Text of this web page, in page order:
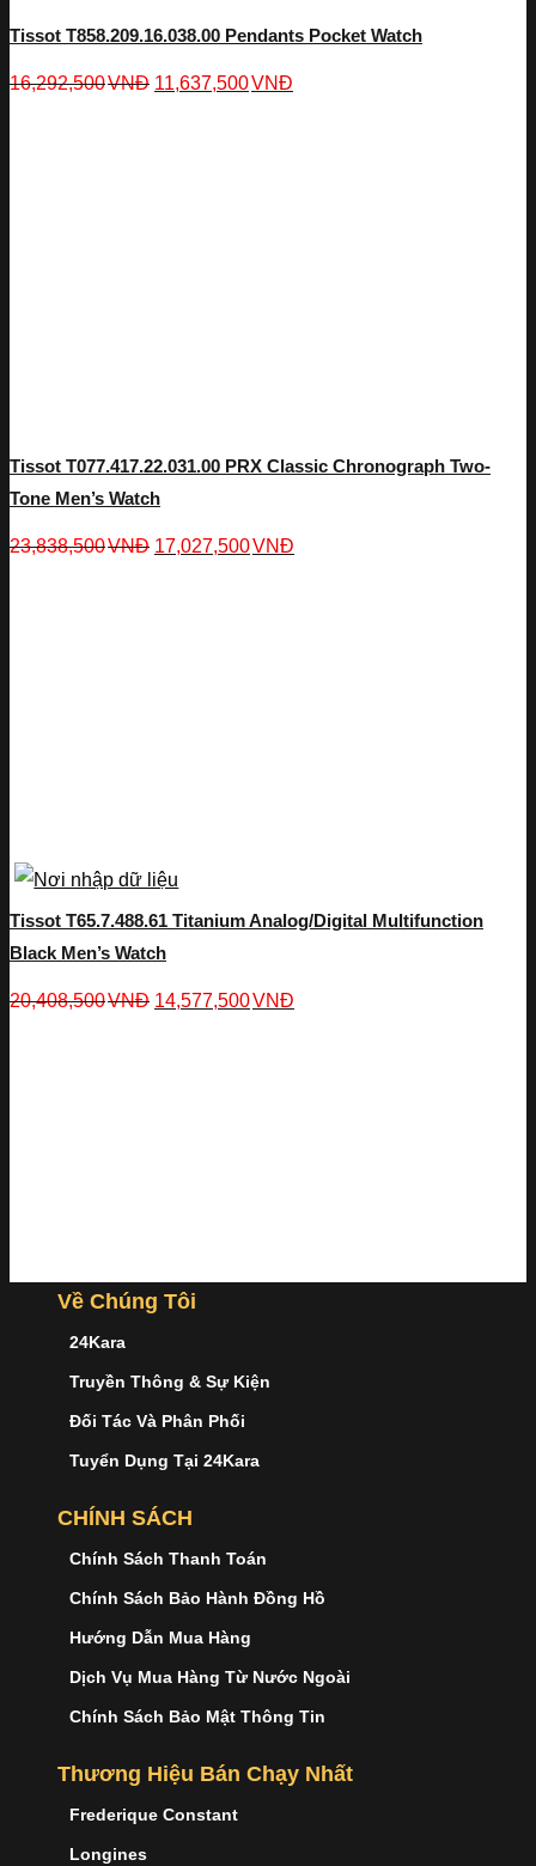
Tissot T858.209.16.038.00 Pendants Pocket Watch
16,292,500VNĐ 11,637,500VNĐ
Tissot T077.417.22.031.00 PRX Classic Chronograph Two-
Tone Men’s Watch
23,838,500VNĐ 17,027,500VNĐ
Tissot T65.7.488.61 Titanium Analog/Digital Multifunction
Black Men’s Watch
20,408,500VNĐ 14,577,500VNĐ
Về Chúng Tôi
24Kara
Truyền Thông & Sự Kiện
Đối Tác Và Phân Phối
Tuyển Dụng Tại 24Kara
CHÍNH SÁCH
Chính Sách Thanh Toán
Chính Sách Bảo Hành Đồng Hồ
Hướng Dẫn Mua Hàng
Dịch Vụ Mua Hàng Từ Nước Ngoài
Chính Sách Bảo Mật Thông Tin
Thương Hiệu Bán Chạy Nhất
Frederique Constant
Longines